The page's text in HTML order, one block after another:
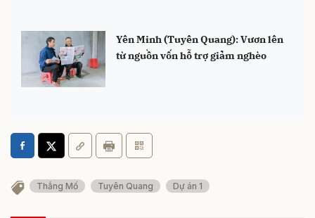
Yên Minh (Tuyên Quang): Vươn lên
từ nguồn vốn hỗ trợ giảm nghèo
Thắng Mố Tuyên Quang Dự án 1